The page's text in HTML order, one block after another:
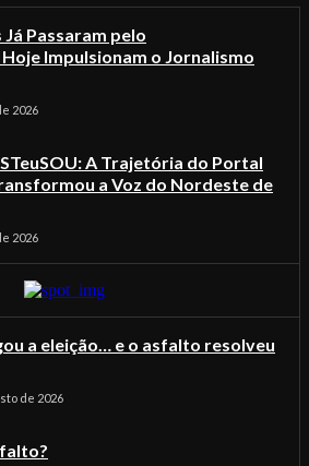
Passaram pelo
Hoje Impulsionam o Jornalismo
2026
A Trajetória do Portal
a Voz do Nordeste de
2026
a eleição… e o asfalto resolveu
de 2026